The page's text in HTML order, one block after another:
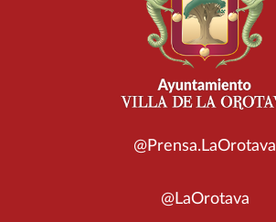
@Prensa.LaOrotava
@LaOrotava